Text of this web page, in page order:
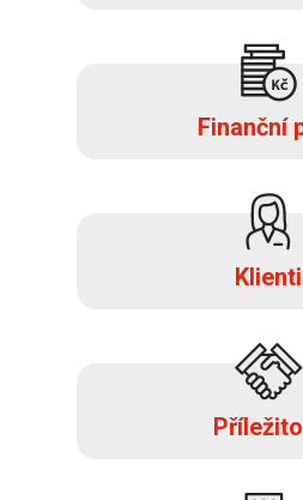
Finanční
Klienti